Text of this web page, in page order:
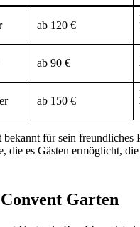
ab 120 €
ab 90 €
ab 150 €
die es Gästen ermöglicht,
Garten